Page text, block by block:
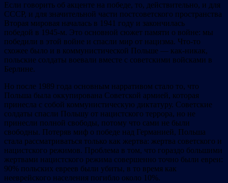
Если говорить об акценте на победе, то, действительно, и для
СССР, и для значительной части постсоветского пространства
Вторая мировая началась в 1941 году и закончилась
победой в 1945-м. Это основной сюжет памяти о войне: мы
победили в этой войне и спасли мир от нацизма. Что-то
схожее было и в коммунистической Польше — как-никак,
польские солдаты воевали вместе с советскими войсками в
Берлине.
Но после 1989 года основным нарративом стало то, что
Польша была оккупирована Советской армией, которая
принесла с собой коммунистическую диктатуру. Советские
солдаты спасли Польшу от нацистского террора, но не
принесли полной свободы, потому что сами не были
свободны. Потеряв миф о победе над Германией, Польша
стала рассматриваться только как жертва: жертва советского и
нацистского режимов. Проблема в том, что гораздо большими
жертвами нацистского режима совершенно точно были евреи:
90% польских евреев были убиты, в то время как
нееврейского населения погибло около 10%.